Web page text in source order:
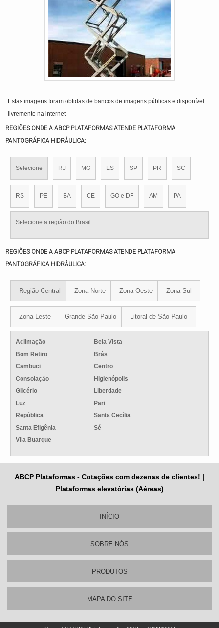
Estas imagens foram obtidas de bancos de imagens públicas e disponível
livremente na internet
REGIÕES ONDE A ABCP PLATAFORMAS ATENDE PLATAFORMA
PANTOGRÁFICA HIDRÁULICA:
Selecione RJ MG ES SP PR SC
RS PE BA CE GO e DF AM PA
Selecione a região do Brasil
REGIÕES ONDE A ABCP PLATAFORMAS ATENDE PLATAFORMA
PANTOGRÁFICA HIDRÁULICA:
Região Central Zona Norte Zona Oeste Zona Sul
Zona Leste Grande São Paulo Litoral de São Paulo
Aclimação
Bela Vista
Bom Retiro
Brás
Cambuci
Centro
Consolação
Higienópolis
Glicério
Liberdade
Luz
Pari
República
Santa Cecília
Santa Efigênia
Sé
Vila Buarque
ABCP Plataformas - Cotações com dezenas de clientes! |
Plataformas elevatórias (Aéreas)
INÍCIO
SOBRE NÓS
PRODUTOS
MAPA DO SITE